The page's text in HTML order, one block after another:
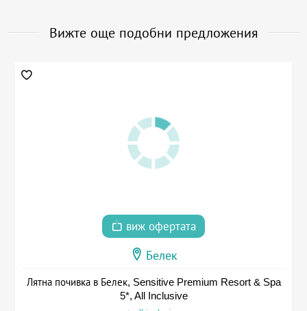
Вижте още подобни предложения
виж офертата
Белек
Лятна почивка в Белек, Sensitive Premium Resort & Spa
5*, All Inclusive